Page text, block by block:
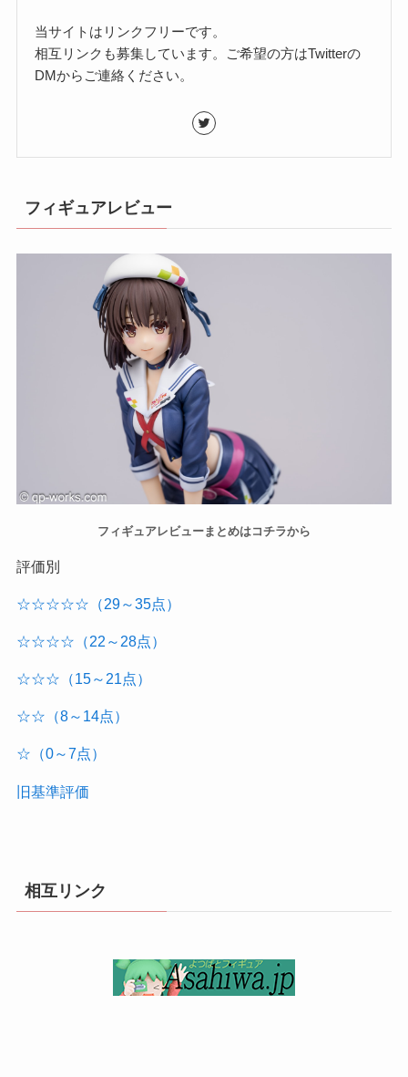
当サイトはリンクフリーです。
相互リンクも募集しています。ご希望の方はTwitterの
DMからご連絡ください。
フィギュアレビュー
フィギュアレビューまとめはコチラから
評価別
☆☆☆☆☆（29～35点）
☆☆☆☆（22～28点）
☆☆☆（15～21点）
☆☆（8～14点）
☆（0～7点）
旧基準評価
相互リンク